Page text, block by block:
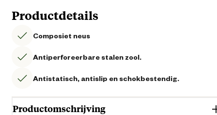
Productdetails
Composiet neus
Antiperforeerbare stalen zool.
Antistatisch, antislip en schokbestendig.
Productomschrijving